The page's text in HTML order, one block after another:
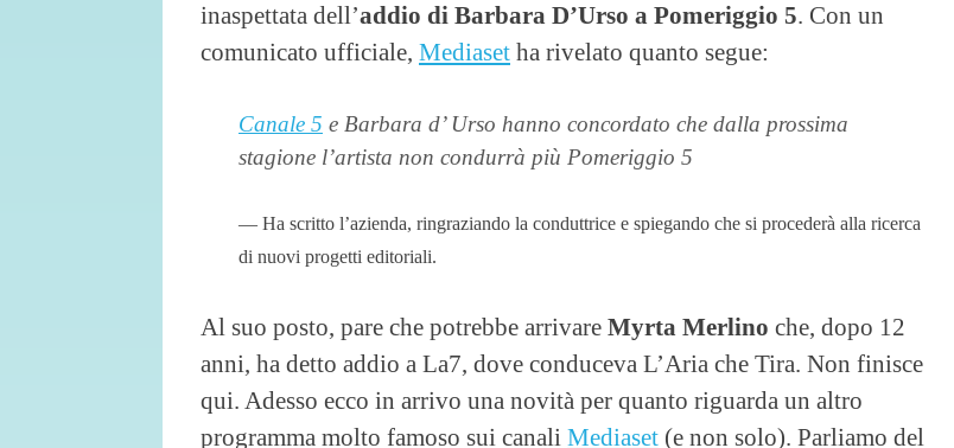
inaspettata dell’addio di Barbara D’Urso a Pomeriggio 5. Con un
comunicato ufficiale, Mediaset ha rivelato quanto segue:
Canale 5 e Barbara d’ Urso hanno concordato che dalla prossima
stagione l’artista non condurrà più Pomeriggio 5
Ha scritto l’azienda, ringraziando la conduttrice e spiegando che si procederà alla ricerca
di nuovi progetti editoriali.
Al suo posto, pare che potrebbe arrivare Myrta Merlino che, dopo 12
anni, ha detto addio a La7, dove conduceva L’Aria che Tira. Non finisce
qui. Adesso ecco in arrivo una novità per quanto riguarda un altro
programma molto famoso sui canali Mediaset (e non solo). Parliamo del